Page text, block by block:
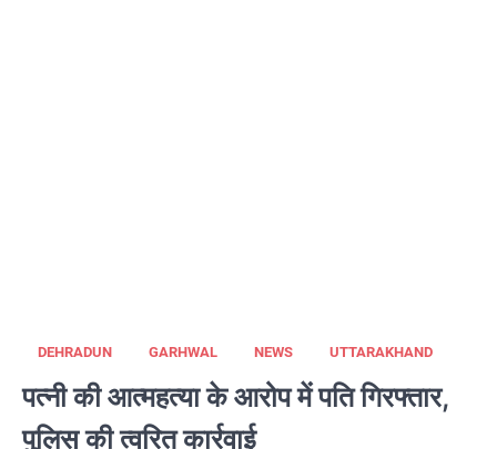
DEHRADUN GARHWAL NEWS UTTARAKHAND
पत्नी की आत्महत्या के आरोप में पति गिरफ्तार,
पुलिस की त्वरित कार्रवाई